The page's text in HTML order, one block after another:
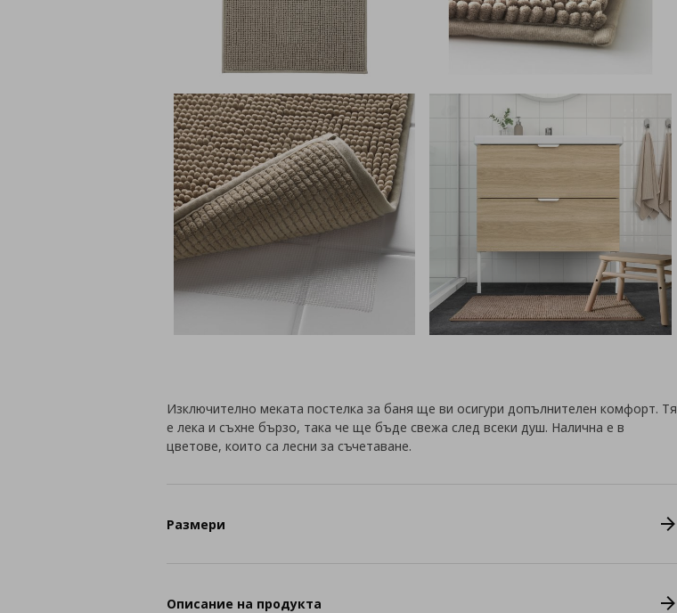
Изключително меката постелка за баня ще ви осигури допълнителен комфорт. Тя
е лека и съхне бързо, така че ще бъде свежа след всеки душ. Налична е в
цветове, които са лесни за съчетаване.
Размери
Описание на продукта